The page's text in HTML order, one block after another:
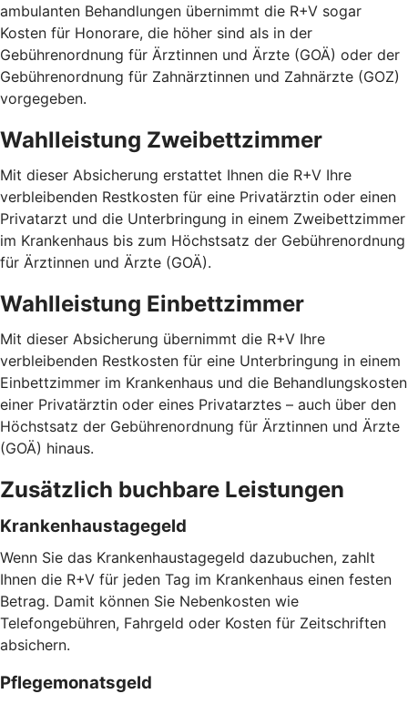
ambulanten Behandlungen übernimmt die R+V sogar
Kosten für Honorare, die höher sind als in der
Gebührenordnung für Ärztinnen und Ärzte (GOÄ) oder der
Gebührenordnung für Zahnärztinnen und Zahnärzte (GOZ)
vorgegeben.
Wahlleistung Zweibettzimmer
Mit dieser Absicherung erstattet Ihnen die R+V Ihre
verbleibenden Restkosten für eine Privatärztin oder einen
Privatarzt und die Unterbringung in einem Zweibettzimmer
im Krankenhaus bis zum Höchstsatz der Gebührenordnung
für Ärztinnen und Ärzte (GOÄ).
Wahlleistung Einbettzimmer
Mit dieser Absicherung übernimmt die R+V Ihre
verbleibenden Restkosten für eine Unterbringung in einem
Einbettzimmer im Krankenhaus und die Behandlungskosten
einer Privatärztin oder eines Privatarztes – auch über den
Höchstsatz der Gebührenordnung für Ärztinnen und Ärzte
(GOÄ) hinaus.
Zusätzlich buchbare Leistungen
Krankenhaustagegeld
Wenn Sie das Krankenhaustagegeld dazubuchen, zahlt
Ihnen die R+V für jeden Tag im Krankenhaus einen festen
Betrag. Damit können Sie Nebenkosten wie
Telefongebühren, Fahrgeld oder Kosten für Zeitschriften
absichern.
Pflegemonatsgeld